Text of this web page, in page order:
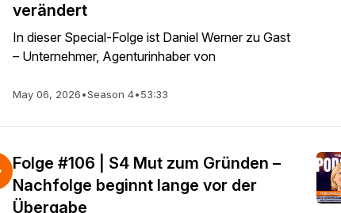
verändert
In dieser Special-Folge ist Daniel Werner zu Gast
– Unternehmer, Agenturinhaber von
May 06, 2026•Season 4•53:33
Folge #106 | S4 Mut zum Gründen –
Nachfolge beginnt lange vor der
Übergabe